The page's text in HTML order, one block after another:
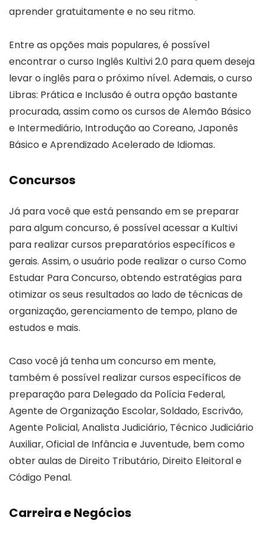
aprender gratuitamente e no seu ritmo.
Entre as opções mais populares, é possível
encontrar o curso Inglês Kultivi 2.0 para quem deseja
levar o inglês para o próximo nível. Ademais, o curso
Libras: Prática e Inclusão é outra opção bastante
procurada, assim como os cursos de Alemão Básico
e Intermediário, Introdução ao Coreano, Japonês
Básico e Aprendizado Acelerado de Idiomas.
Concursos
Já para você que está pensando em se preparar
para algum concurso, é possível acessar a Kultivi
para realizar cursos preparatórios específicos e
gerais. Assim, o usuário pode realizar o curso Como
Estudar Para Concurso, obtendo estratégias para
otimizar os seus resultados ao lado de técnicas de
organização, gerenciamento de tempo, plano de
estudos e mais.
Caso você já tenha um concurso em mente,
também é possível realizar cursos específicos de
preparação para Delegado da Polícia Federal,
Agente de Organização Escolar, Soldado, Escrivão,
Agente Policial, Analista Judiciário, Técnico Judiciário
Auxiliar, Oficial de Infância e Juventude, bem como
obter aulas de Direito Tributário, Direito Eleitoral e
Código Penal.
Carreira e Negócios